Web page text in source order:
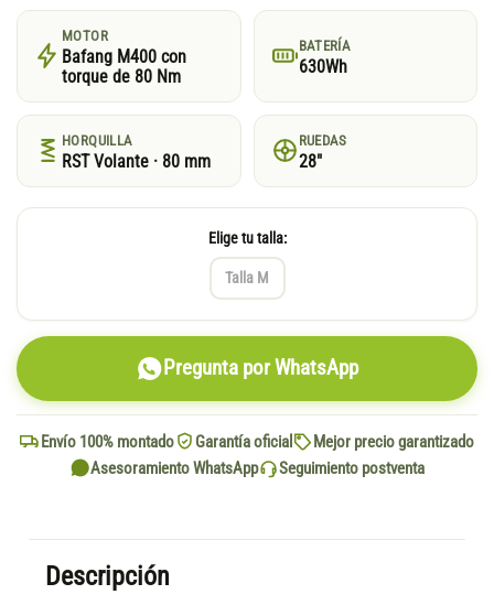
MOTOR
Bafang M400 con
torque de 80 Nm
BATERÍA
630Wh
HORQUILLA
RST Volante · 80 mm
RUEDAS
28"
Elige tu talla:
Talla M
Pregunta por WhatsApp
Envío 100% montado Garantía oficial
Mejor precio garantizado
Asesoramiento WhatsApp
Seguimiento postventa
Descripción